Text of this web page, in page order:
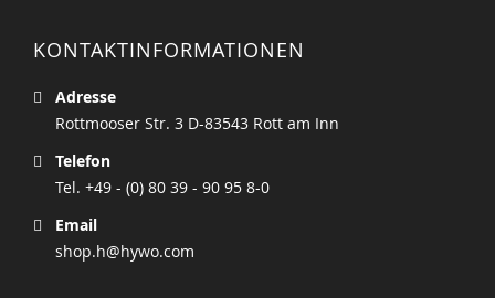
KONTAKTINFORMATIONEN
Adresse
Rottmooser Str. 3 D-83543 Rott am Inn
Telefon
Tel. +49 - (0) 80 39 - 90 95 8-0
Email
shop.h@hywo.com